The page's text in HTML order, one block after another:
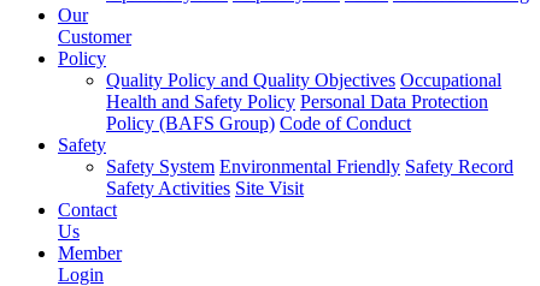
Our
Customer
Policy
Quality Policy and Quality Objectives Occupational
Health and Safety Policy Personal Data Protection
Policy (BAFS Group) Code of Conduct
Safety
Safety System Environmental Friendly Safety Record
Safety Activities Site Visit
Contact
Us
Member
Login